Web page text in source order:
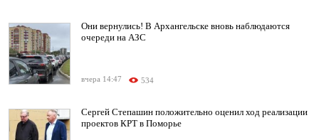
Они вернулись! В Архангельске вновь наблюдаются
очереди на АЗС
вчера 14:47 534
Сергей Степашин положительно оценил ход реализации
проектов КРТ в Поморье